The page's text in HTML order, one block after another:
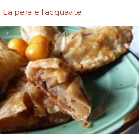
La pera e l'acquavite